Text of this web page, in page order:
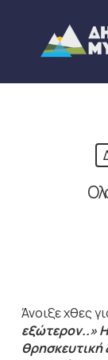
content
Άνοιξε χθες
εξώτερον..»
θρησκευτική